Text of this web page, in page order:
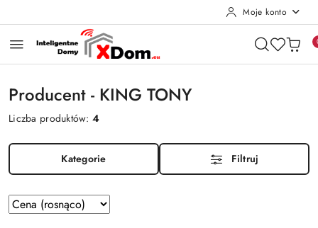
Moje konto
Producent - KING TONY
Liczba produktów:4
Kategorie Filtruj
Zastosowano
sortowanie:
Sortuj
według